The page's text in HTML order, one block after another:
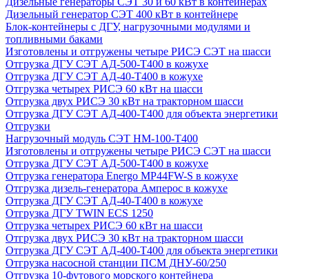
Дизельный генератор СЭТ 400 кВт в контейнере
Блок-контейнеры с ДГУ, нагрузочными модулями и
топливными баками
Изготовлены и отгружены четыре РИСЭ СЭТ на шасси
Отгрузка ДГУ СЭТ АД-500-Т400 в кожухе
Отгрузка ДГУ СЭТ АД-40-Т400 в кожухе
Отгрузка четырех РИСЭ 60 кВт на шасси
Отгрузка двух РИСЭ 30 кВт на тракторном шасси
Отгрузка ДГУ СЭТ АД-400-Т400 для объекта энергетики
Отгрузки
Нагрузочный модуль СЭТ НМ-100-Т400
Изготовлены и отгружены четыре РИСЭ СЭТ на шасси
Отгрузка ДГУ СЭТ АД-500-Т400 в кожухе
Отгрузка генератора Energo MP44FW-S в кожухе
Отгрузка дизель-генератора Амперос в кожухе
Отгрузка ДГУ СЭТ АД-40-Т400 в кожухе
Отгрузка ДГУ TWIN ECS 1250
Отгрузка четырех РИСЭ 60 кВт на шасси
Отгрузка двух РИСЭ 30 кВт на тракторном шасси
Отгрузка ДГУ СЭТ АД-400-Т400 для объекта энергетики
Отгрузка насосной станции ПСМ ДНУ-60/250
Отгрузка 10-футового морского контейнера